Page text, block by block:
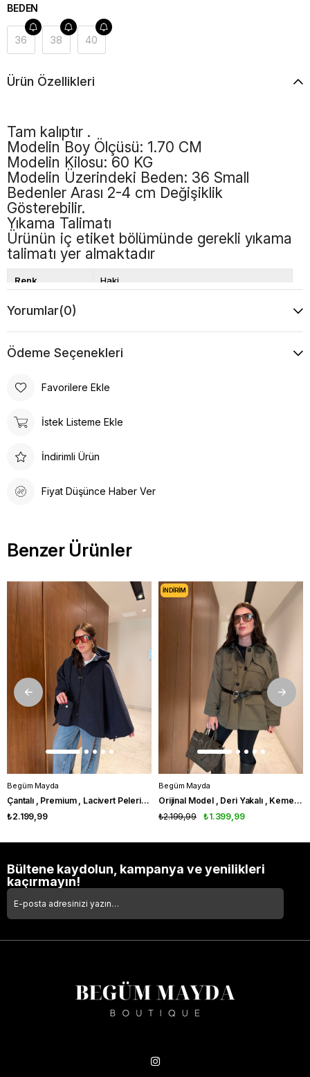
BEDEN
36 38 40
Ürün Özellikleri
Tam kalıptır .
Modelin Boy Ölçüsü: 1.70 CM
Modelin Kilosu: 60 KG
Modelin Üzerindeki Beden: 36 Small
Bedenler Arası 2-4 cm Değişiklik
Gösterebilir.
Yıkama Talimatı
Ürünün iç etiket bölümünde gerekli yıkama
talimatı yer almaktadır
Renk Haki
Desen Düz
Yorumlar(0)
Ödeme Seçenekleri
Favorilere Ekle
İstek Listeme Ekle
İndirimli Ürün
Fiyat Düşünce Haber Ver
Benzer Ürünler
Begüm Mayda
Çantalı , Premium , Lacivert Pelerin Trençkot
₺2.199,99
Begüm Mayda
Orijinal Model , Deri Yakalı , Kemerli , Haki Trençkot
₺1.399,99
₺2.199,99
İNDIRIM
Bültene kaydolun, kampanya ve yenilikleri
kaçırmayın!